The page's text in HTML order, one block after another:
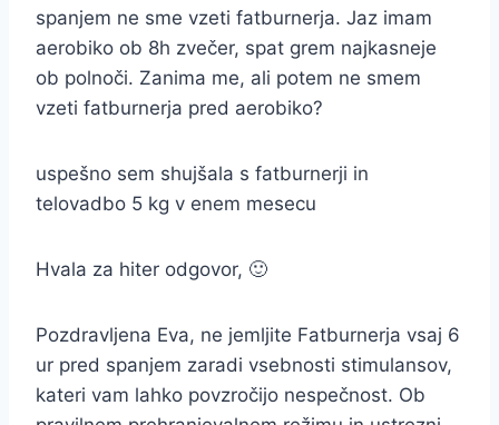
spanjem ne sme vzeti fatburnerja. Jaz imam
aerobiko ob 8h zvečer, spat grem najkasneje
ob polnoči. Zanima me, ali potem ne smem
vzeti fatburnerja pred aerobiko?
uspešno sem shujšala s fatburnerji in
telovadbo 5 kg v enem mesecu
Hvala za hiter odgovor, 🙂
Pozdravljena Eva, ne jemljite Fatburnerja vsaj 6
ur pred spanjem zaradi vsebnosti stimulansov,
kateri vam lahko povzročijo nespečnost. Ob